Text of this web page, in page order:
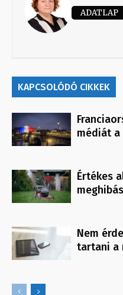
ADATLAP
KAPCSOLÓDÓ CIKKEK
médiát a
Értékes
Nem
tartani a